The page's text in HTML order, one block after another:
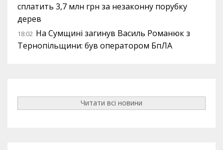
сплатить 3,7 млн грн за незаконну порубку
дерев
18:02 На Сумщині загинув Василь Романюк з
Тернопільщини: був оператором БпЛА
Читати всі новини